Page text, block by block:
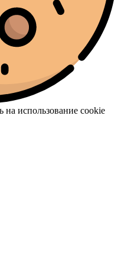
на использование cookie